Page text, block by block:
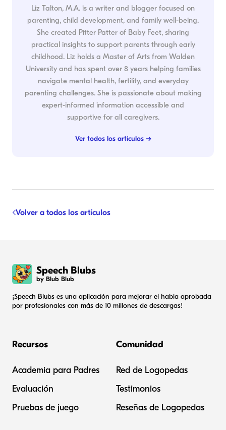
Liz Talton, M.A. is a writer and blogger focused on
parenting, child development, and family well-being.
She created Pitter Patter of Baby Feet, sharing
practical insights to support parents through early
childhood. Liz holds a Master of Arts from Walden
University and has spent over 8 years helping families
navigate mental health, fertility, and everyday
parenting challenges. She is passionate about making
expert-informed information accessible and
supportive for all caregivers.
Ver todos los artículos →
Volver a todos los artículos
Speech Blubs
by Blub Blub
¡Speech Blubs es una aplicación para mejorar el habla aprobada
por profesionales con más de 10 millones de descargas!
Recursos
Academia para Padres
Evaluación
Pruebas de juego
Comunidad
Red de Logopedas
Testimonios
Reseñas de Logopedas